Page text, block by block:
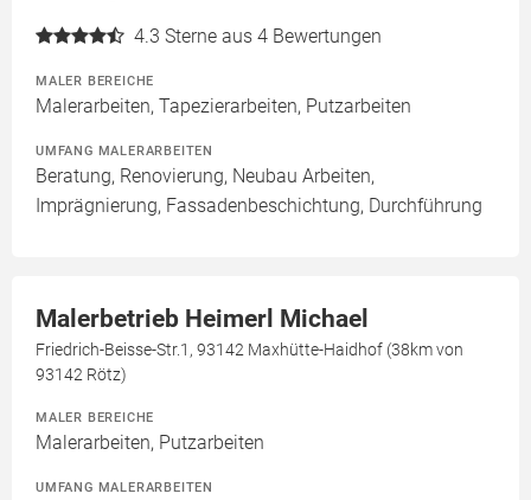
4.3 Sterne aus 4 Bewertungen
MALER BEREICHE
Malerarbeiten, Tapezierarbeiten, Putzarbeiten
UMFANG MALERARBEITEN
Beratung, Renovierung, Neubau Arbeiten,
Imprägnierung, Fassadenbeschichtung, Durchführung
Malerbetrieb Heimerl Michael
Friedrich-Beisse-Str.1, 93142 Maxhütte-Haidhof (38km von
93142 Rötz)
MALER BEREICHE
Malerarbeiten, Putzarbeiten
UMFANG MALERARBEITEN